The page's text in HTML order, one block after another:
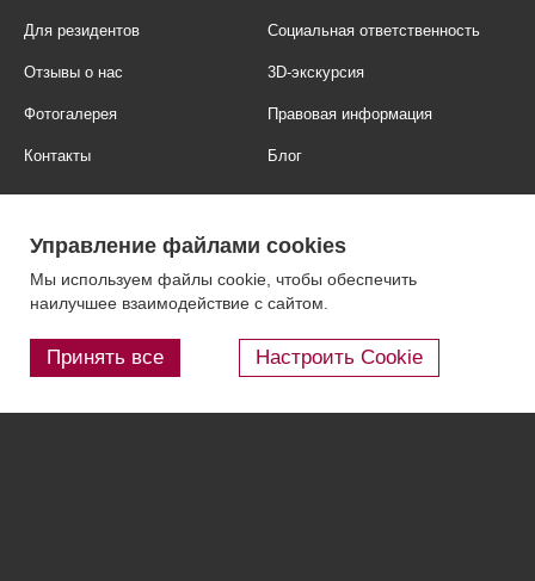
Для резидентов Социальная ответственность
Отзывы о нас 3D-экскурсия
Фотогалерея Правовая информация
Контакты Блог
Управление файлами cookies
Мы используем файлы cookie, чтобы обеспечить
наилучшее взаимодействие с сайтом.
Принять все Настроить Cookie